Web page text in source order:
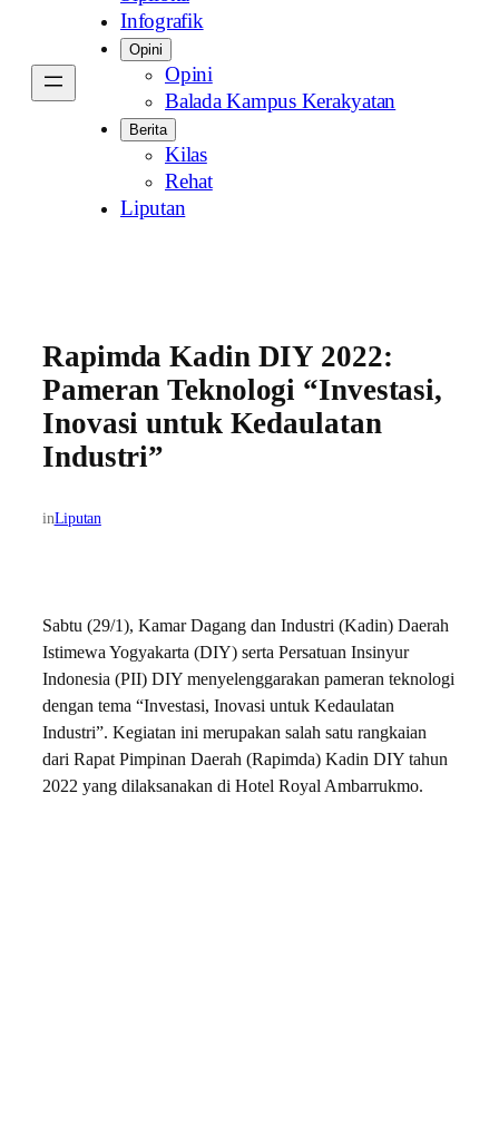
Infografik
Opini
Opini
Balada Kampus Kerakyatan
Berita
Kilas
Rehat
Liputan
Rapimda Kadin DIY 2022:
Pameran Teknologi “Investasi,
Inovasi untuk Kedaulatan
Industri”
inLiputan
Sabtu (29/1), Kamar Dagang dan Industri (Kadin) Daerah
Istimewa Yogyakarta (DIY) serta Persatuan Insinyur
Indonesia (PII) DIY menyelenggarakan pameran teknologi
dengan tema “Investasi, Inovasi untuk Kedaulatan
Industri”. Kegiatan ini merupakan salah satu rangkaian
dari Rapat Pimpinan Daerah (Rapimda) Kadin DIY tahun
2022 yang dilaksanakan di Hotel Royal Ambarrukmo.